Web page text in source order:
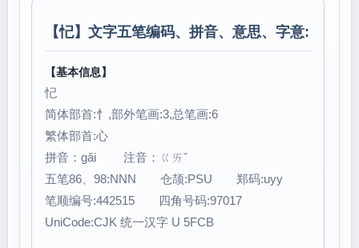
【忋】文字五笔编码、拼音、意思、字意:
【基本信息】
忋
简体部首:忄,部外笔画:3,总笔画:6
繁体部首:心
拼音：gǎi 注音：ㄍㄞˇ
五笔86、98:NNN 仓颉:PSU 郑码:uyy
笔顺编号:442515 四角号码:97017
UniCode:CJK 统一汉字 U 5FCB